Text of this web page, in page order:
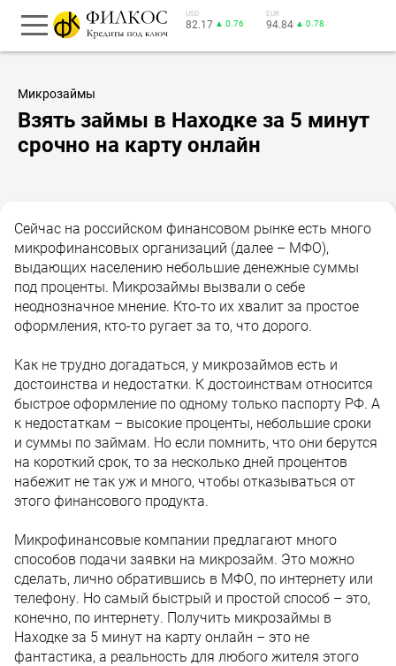
USD
82.17 ▲ 0.76
EUR
94.84 ▲ 0.78
Микрозаймы
Взять займы в Находке за 5 минут
срочно на карту онлайн
Сейчас на российском финансовом рынке есть много
микрофинансовых организаций (далее – МФО),
выдающих населению небольшие денежные суммы
под проценты. Микрозаймы вызвали о себе
неоднозначное мнение. Кто-то их хвалит за простое
оформления, кто-то ругает за то, что дорого.
Как не трудно догадаться, у микрозаймов есть и
достоинства и недостатки. К достоинствам относится
быстрое оформление по одному только паспорту РФ. А
к недостаткам – высокие проценты, небольшие сроки
и суммы по займам. Но если помнить, что они берутся
на короткий срок, то за несколько дней процентов
набежит не так уж и много, чтобы отказываться от
этого финансового продукта.
Микрофинансовые компании предлагают много
способов подачи заявки на микрозайм. Это можно
сделать, лично обратившись в МФО, по интернету или
телефону. Но самый быстрый и простой способ – это,
конечно, по интернету. Получить микрозаймы в
Находке за 5 минут на карту онлайн – это не
фантастика, а реальность для любого жителя этого